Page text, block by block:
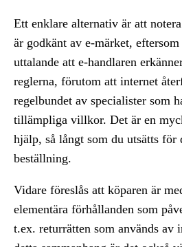
Ett enklare alternativ är att
är godkänt av e-märket,
uttalande att e-handlaren
reglerna, förutom att internet
regelbundet av specialister som
tillämpliga villkor. Det är en
hjälp, så långt som du utsätts för
beställning.
Vidare föreslås att köparen är
elementära förhållanden som
t.ex. returrätten som används av